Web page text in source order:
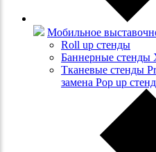
Мобильное
Roll up стенды
Баннерные стенды
Тканевые стенды
замена Pop up